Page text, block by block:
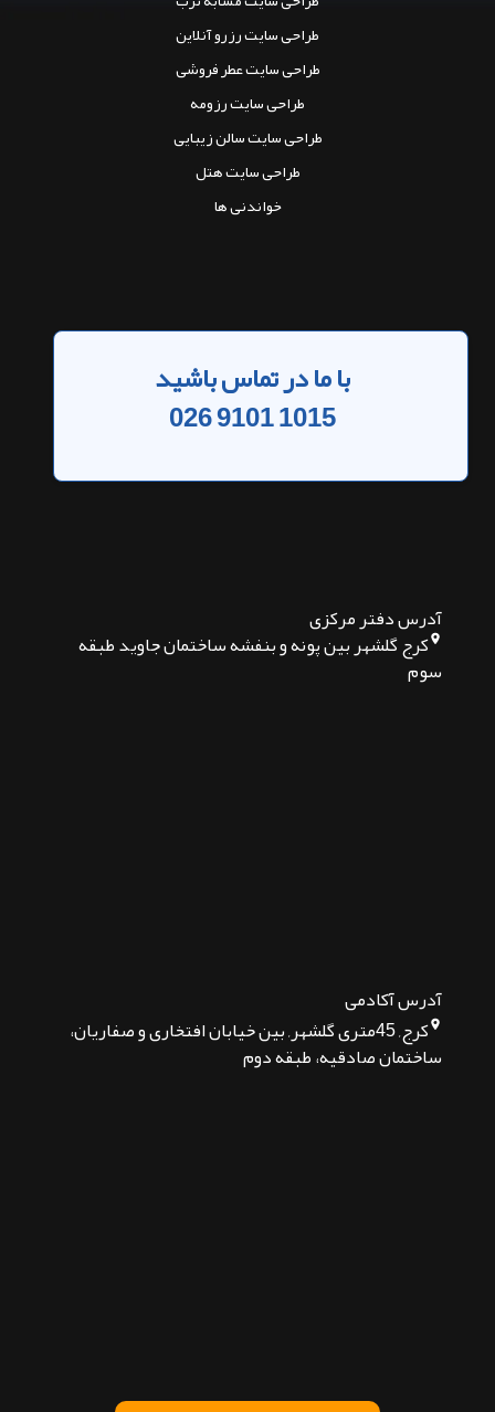
طراحی سایت رزرو آنلاین
طراحی سایت عطر فروشی
طراحی سایت رزومه
طراحی سایت سالن زیبایی
طراحی سایت هتل
خواندنی ها
با ما در تماس باشید
026 9101 1015
آدرس دفتر مرکزی
کرج گلشهر بین پونه و بنفشه ساختمان جاوید طبقه
سوم
آدرس آکادمی
کرج, 45متری گلشهر, بین خیابان افتخاری و صفاریان،
ساختمان صادقیه، طبقه دوم